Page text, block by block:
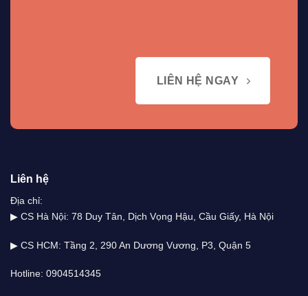
LIÊN HỆ NGAY
Liên hệ
Địa chỉ:
▶ CS Hà Nội: 78 Duy Tân, Dịch Vọng Hậu, Cầu Giấy, Hà Nội
▶ CS HCM: Tầng 2, 290 An Dương Vương, P3, Quận 5
Hotline: 0904514345